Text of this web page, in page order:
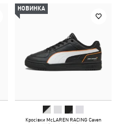
НОВИНКА
Кросівки McLAREN RACING Caven